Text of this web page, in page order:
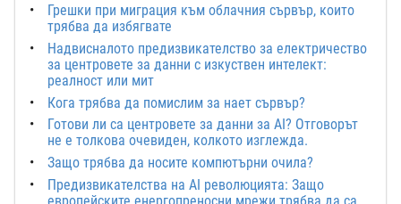
Грешки при миграция към облачния сървър, които
трябва да избягвате
Надвисналото предизвикателство за електричество
за центровете за данни с изкуствен интелект:
реалност или мит
Кога трябва да помислим за нает сървър?
Готови ли са центровете за данни за AI? Отговорът
не е толкова очевиден, колкото изглежда.
Защо трябва да носите компютърни очила?
Предизвикателства на AI революцията: Защо